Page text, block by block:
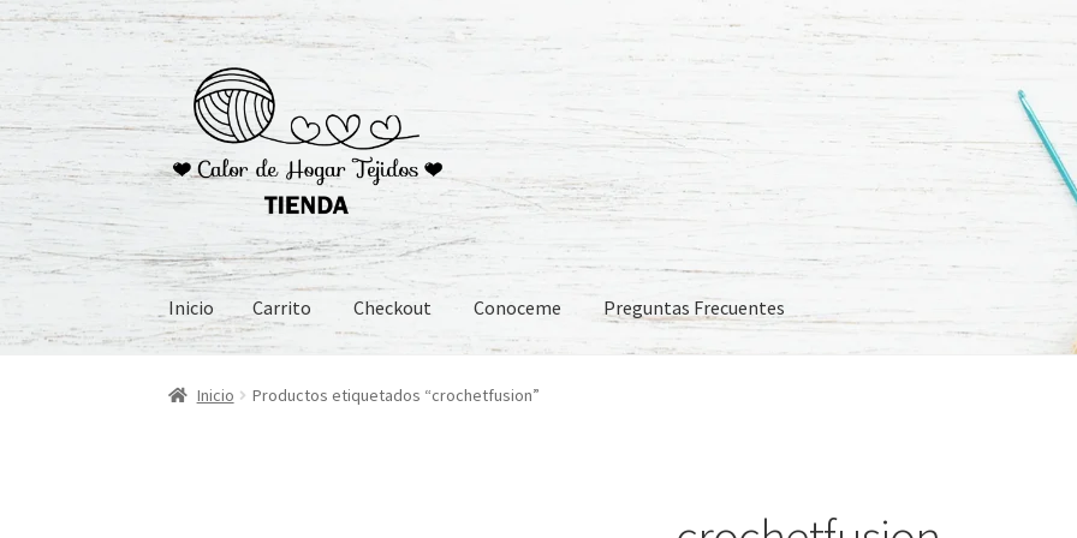
Ir
la
navegación
Ir
contenido
Inicio Carrito Checkout Conoceme Preguntas Frecuentes
Inicio Carrito Checkout Conoceme Preguntas Frecuentes
Inicio Productos etiquetados “crochetfusion”